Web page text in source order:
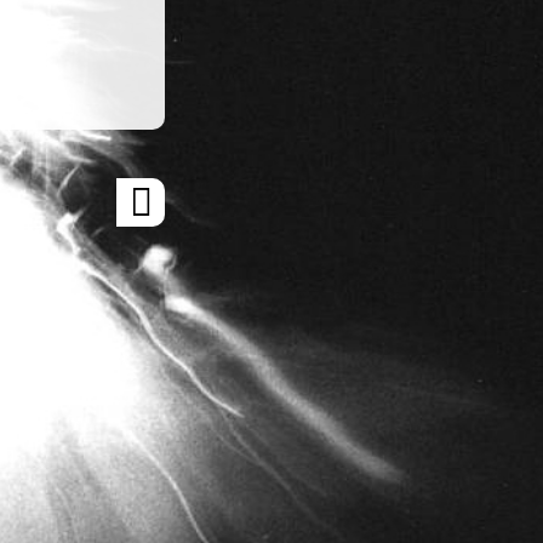
ARTICLE
SUIVANT
»